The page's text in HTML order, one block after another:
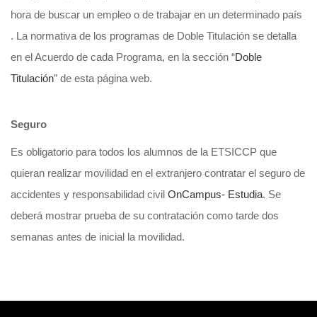
hora de buscar un empleo o de trabajar en un determinado país
. La normativa de los programas de Doble Titulación se detalla
en el Acuerdo de cada Programa, en la sección “Doble
Titulación” de esta página web.
Seguro
Es obligatorio para todos los alumnos de la ETSICCP que
quieran realizar movilidad en el extranjero contratar el seguro de
accidentes y responsabilidad civil OnCampus- Estudia. Se
deberá mostrar prueba de su contratación como tarde dos
semanas antes de inicial la movilidad.